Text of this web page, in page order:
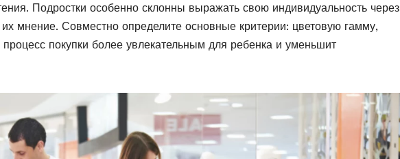
Подростки особенно склонны выражать свою индивидуальность через
мнение. Совместно определите основные критерии: цветовую гамму,
покупки более увлекательным для ребенка и уменьшит